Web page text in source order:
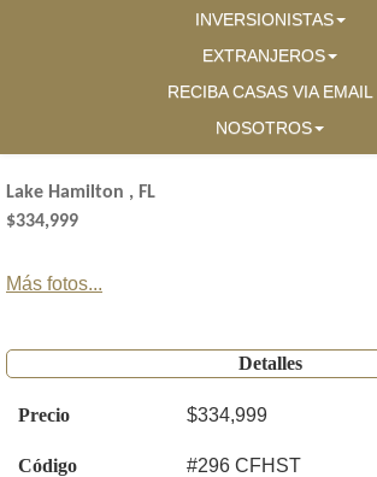
INVERSIONISTAS
EXTRANJEROS
RECIBA CASAS VIA EMAIL
NOSOTROS
Lake Hamilton , FL
$334,999
Más fotos...
Detalles
Precio $334,999
Código #296 CFHST